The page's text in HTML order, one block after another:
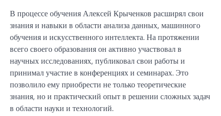
В процессе обучения Алексей Крыченков расширял свои
знания и навыки в области анализа данных, машинного
обучения и искусственного интеллекта. На протяжении
всего своего образования он активно участвовал в
научных исследованиях, публиковал свои работы и
принимал участие в конференциях и семинарах. Это
позволило ему приобрести не только теоретические
знания, но и практический опыт в решении сложных задач
в области науки и технологий.